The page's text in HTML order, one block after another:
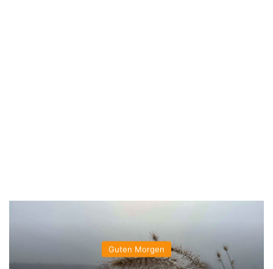
Guten Morgen